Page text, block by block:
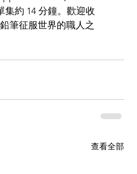
集約 14 分鐘。歡迎收
筆征服世界的職人之
查看全部